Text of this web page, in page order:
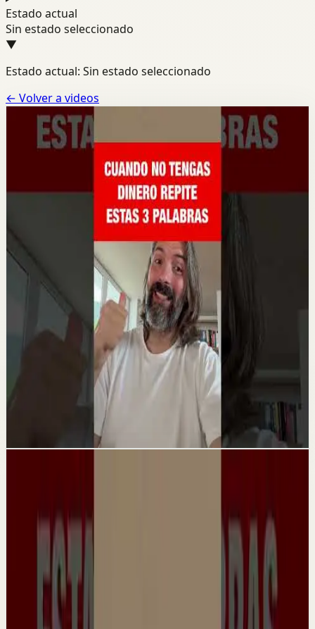
Estado actual
Sin estado seleccionado
▼
Estado actual: Sin estado seleccionado
← Volver a videos
Lain Garcia Calvo
Una pagina dedicada a videos de motivacion de Lain
YOUTUBE SHORTS
24 jun
Video mas popular
LEY DE LA ATRACCIÓN: CÓMO
ATRAER EL DINERO #leydeatraccion
#abundancia #decretos
#manifestacion
65.2K
YouTube Video estándar
De la ruina a ganar 1.000.000 euros: así
cambió su vida con la Mentoría Privada de
Laín García Calvo